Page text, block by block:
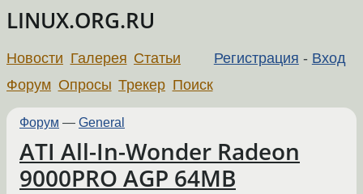
LINUX.ORG.RU
Регистрация - Вход
Новости Галерея Статьи
Форум Опросы Трекер Поиск
Форум — General
ATI All-In-Wonder Radeon
9000PRO AGP 64MB